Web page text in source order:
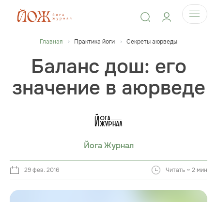
Главная Практика йоги Секреты аюрведы
Баланс дош: его
значение в аюрведе
Йога Журнал
29 фев. 2016 Читать ~ 2 мин